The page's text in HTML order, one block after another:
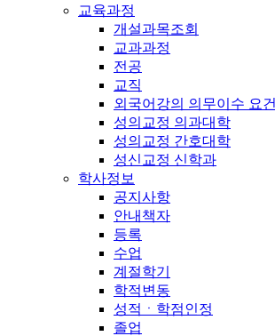
교육과정
개설과목조회
교과과정
전공
교직
외국어강의 의무이수 요건
성의교정 의과대학
성의교정 간호대학
성신교정 신학과
학사정보
공지사항
안내책자
등록
수업
계절학기
학적변동
성적ㆍ학점인정
졸업